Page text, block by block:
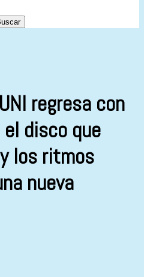
regresa con
el disco que
los ritmos
nueva